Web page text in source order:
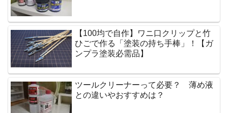
【100均で自作】ワニ口クリップと竹
ひごで作る「塗装の持ち手棒」！【ガ
ンプラ塗装必需品】
ツールクリーナーって必要？ 薄め液
との違いやおすすめは？